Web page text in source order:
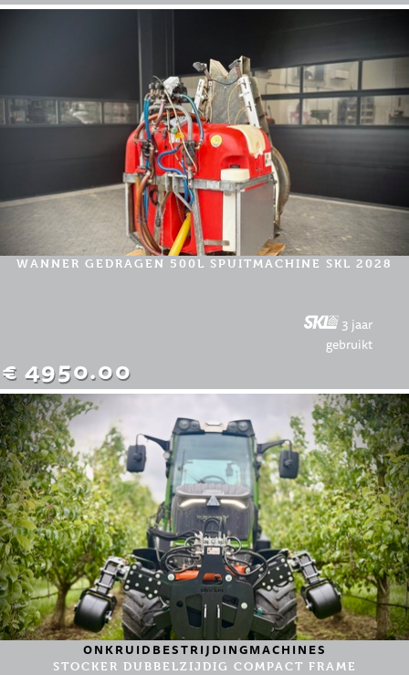
WANNER GEDRAGEN 500L SPUITMACHINE SKL 2028
€ 4950.00
3 jaar
gebruikt
ONKRUIDBESTRIJDINGMACHINES
STOCKER DUBBELZIJDIG COMPACT FRAME